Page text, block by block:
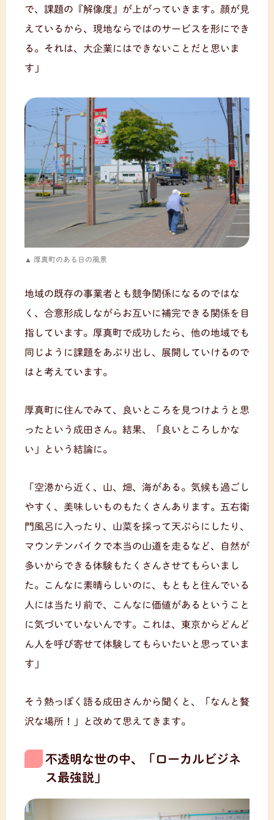
で、課題の『解像度』が上がっていきます。顔が見
えているから、現地ならではのサービスを形にでき
る。それは、大企業にはできないことだと思いま
す」
厚真町のある日の風景
地域の既存の事業者とも競争関係になるのではな
く、合意形成しながらお互いに補完できる関係を目
指しています。厚真町で成功したら、他の地域でも
同じように課題をあぶり出し、展開していけるので
はと考えています。
厚真町に住んでみて、良いところを見つけようと思
ったという成田さん。結果、「良いところしかな
い」という結論に。
「空港から近く、山、畑、海がある。気候も過ごし
やすく、美味しいものもたくさんあります。五右衛
門風呂に入ったり、山菜を採って天ぷらにしたり、
マウンテンバイクで本当の山道を走るなど、自然が
多いからできる体験もたくさんさせてもらいまし
た。こんなに素晴らしいのに、もともと住んでいる
人には当たり前で、こんなに価値があるということ
に気づいていないんです。これは、東京からどんど
ん人を呼び寄せて体験してもらいたいと思っていま
す」
そう熱っぽく語る成田さんから聞くと、「なんと贅
沢な場所！」と改めて思えてきます。
不透明な世の中、「ローカルビジネ
ス最強説」